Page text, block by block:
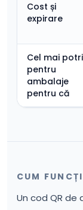
Cost și
expirare
Cel mai
pentru
ambalaje
pentru că
CUM
Un cod QR